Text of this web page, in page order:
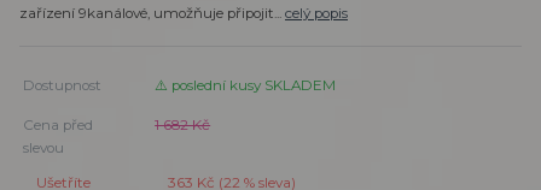
zařízení 9kanálové, umožňuje připojit... celý popis
Dostupnost ⚠️ poslední kusy SKLADEM
Cena před
slevou
1 682 Kč
Ušetříte 363 Kč (22 % sleva)